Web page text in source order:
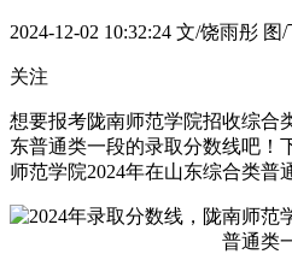
2024-12-02 10:32:24 文/饶雨彤 图
关注
想要报考陇南师范学院招收综合
东普通类一段的录取分数线吧！
师范学院2024年在山东综合类普